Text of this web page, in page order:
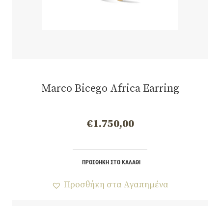
Marco Bicego Africa Earring
€1.750,00
ΠΡΟΣΘΉΚΗ ΣΤΟ ΚΑΛΆΘΙ
Προσθήκη στα Αγαπημένα